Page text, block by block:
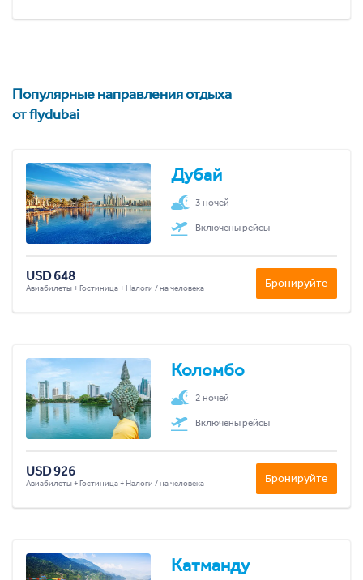
Популярные направления отдыха
от flydubai
Дубай
3 ночей
Включены рейсы
USD 648
Авиабилеты + Гостиница + Налоги / на человека Бронируйте
Коломбо
2 ночей
Включены рейсы
USD 926
Авиабилеты + Гостиница + Налоги / на человека Бронируйте
Катманду